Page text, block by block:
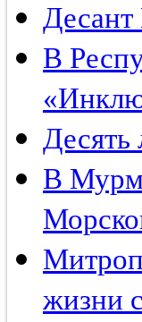
В
Десять
В
жизни